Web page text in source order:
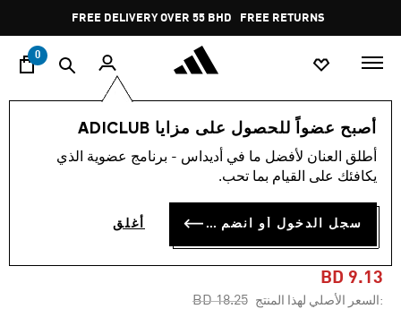
Pause
promotion
rotation
FREE DELIVERY OVER 55 BHD FREE RETURNS
0
أصبح عضواً للحصول على مزايا ADICLUB
أطلق العنان لأفضل ما في أديداس - برنامج عضوية الذي
يكافئك على القيام بما تحب.
سجل الدخول أو انضم الآن أغلق
النساء ملابس
-45%
تانك توب PREMIUM
ESSENTIALS
BD 9.13
:السعر الأصلي لهذا المنتج Price reduced from
BD 18.25
to